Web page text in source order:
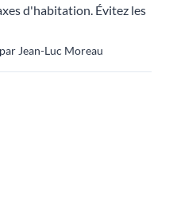
d'habitation. Évitez les
Jean-Luc Moreau